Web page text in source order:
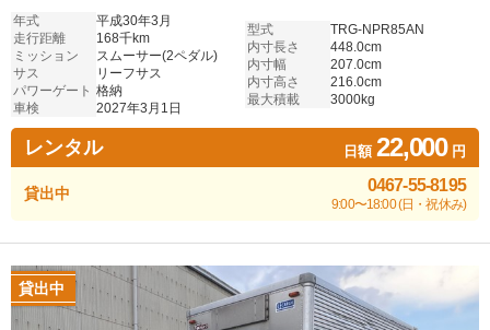
年式
平成30年3月
走行距離
168千km
ミッション
スムーサー(2ペダル)
サス
リーフサス
パワーゲート 格納
車検
2027年3月1日
型式
TRG-NPR85AN
内寸長さ
448.0cm
内寸幅
207.0cm
内寸高さ
216.0cm
最大積載
3000kg
レンタル 日額22,000円
貸出中 0467-55-8195
9:00〜18:00 (日・祝休み)
貸出中